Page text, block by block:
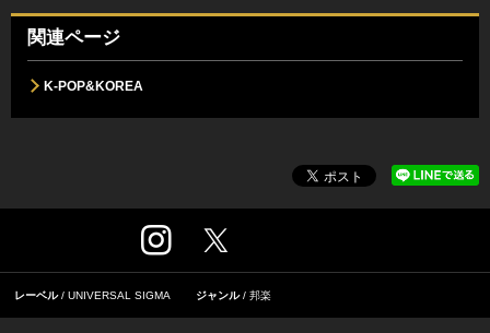
関連ページ
K-POP&KOREA
レーベル UNIVERSAL SIGMA ジャンル 邦楽